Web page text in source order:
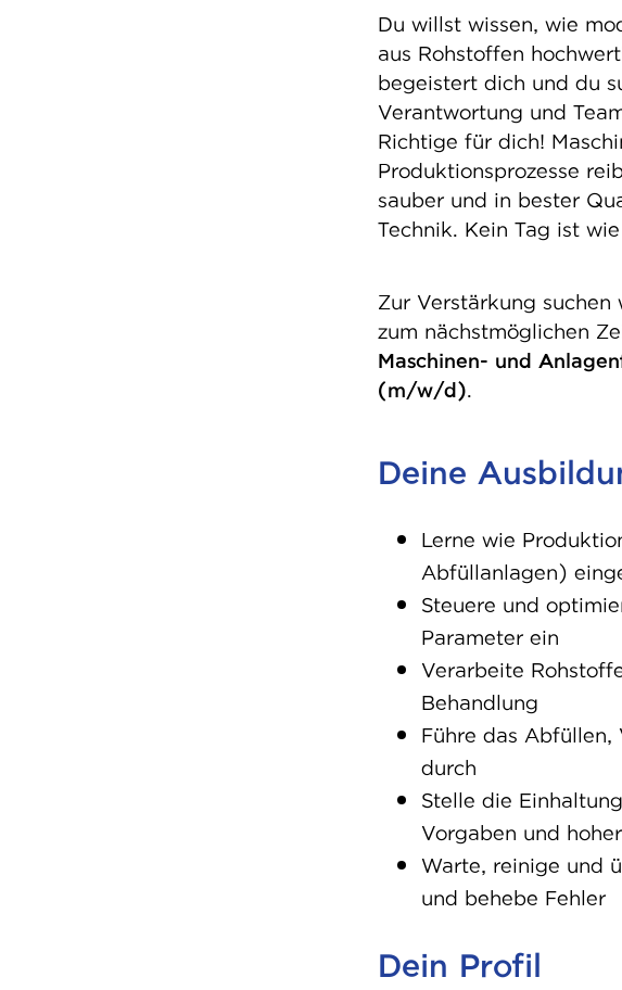
Du willst wissen, wie
aus Rohstoffen
begeistert dich und du
Verantwortung und
Richtige für dich!
Produktionsprozesse
sauber und in bester
Technik. Kein Tag ist
Zur Verstärkung
zum nächstmöglichen
Maschinen- und
(m/w/d).
Deine
Lerne wie
Abfüllanlagen)
Steuere und
Parameter ein
Verarbeite
Behandlung
Führe das
durch
Stelle die
Vorgaben und
Warte, reinige und
und behebe Fehler
Dein Profil